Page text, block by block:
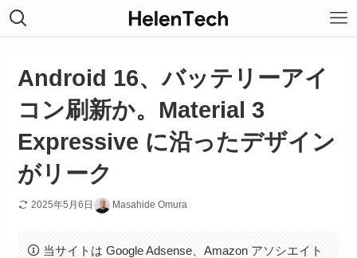
Android 16、バッテリーアイ
コン刷新か。Material 3
Expressive に沿ったデザイン
がリーク
2025年5月6日 Masahide Omura
当サイトは Google Adsense、Amazon アソシエイト